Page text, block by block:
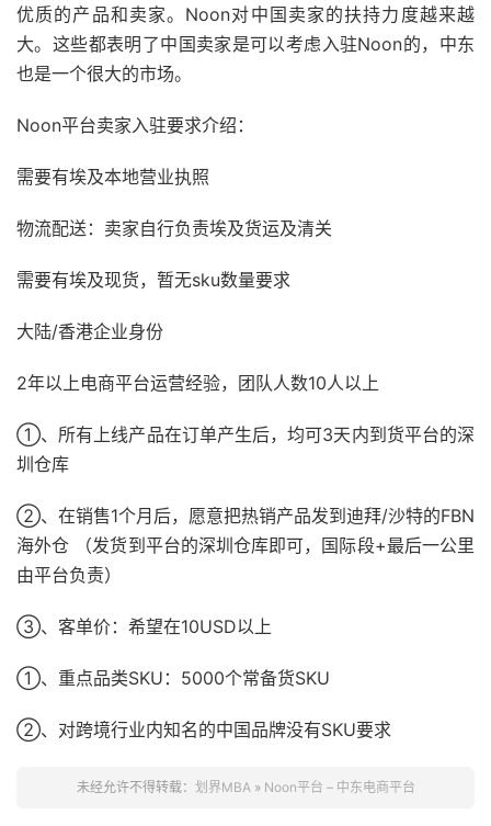
优质的产品和卖家。Noon对中国卖家的扶持力度越来越
大。这些都表明了中国卖家是可以考虑入驻Noon的，中东
也是一个很大的市场。
Noon平台卖家入驻要求介绍：
需要有埃及本地营业执照
物流配送：卖家自行负责埃及货运及清关
需要有埃及现货，暂无sku数量要求
大陆/香港企业身份
2年以上电商平台运营经验，团队人数10人以上
①、所有上线产品在订单产生后，均可3天内到货平台的深
圳仓库
②、在销售1个月后，愿意把热销产品发到迪拜/沙特的FBN
海外仓 （发货到平台的深圳仓库即可，国际段+最后一公里
由平台负责）
③、客单价：希望在10USD以上
①、重点品类SKU：5000个常备货SKU
②、对跨境行业内知名的中国品牌没有SKU要求
未经允许不得转载： 划界MBA» Noon平台 – 中东电商平台